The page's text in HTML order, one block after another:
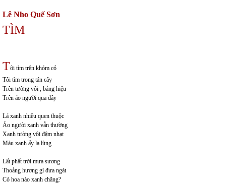
Lê Nho Quế Sơn
TÌM
Tôi tìm trên khóm cỏ
Tôi tìm trong tán cây
Trên tường vôi , bảng hiệu
Trên áo người qua đây
Lá xanh nhiều quen thuộc
Áo người xanh vẫn thường
Xanh tường vôi đậm nhạt
Màu xanh ấy lạ lùng
Lất phất trời mưa sương
Thoảng hương gì đưa ngát
Có hoa nào xanh chăng?